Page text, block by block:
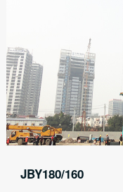
JBY180/160